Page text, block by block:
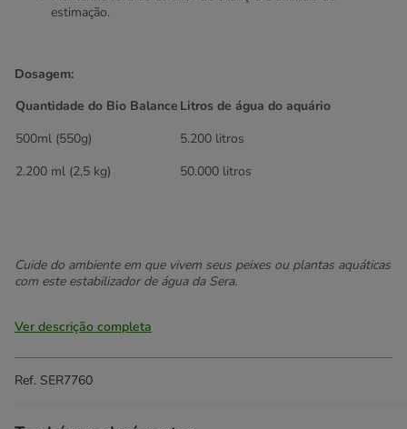
estimação.
Dosagem:
Quantidade do Bio Balance Litros de água do aquário
500ml (550g)
5.200 litros
2.200 ml (2,5 kg)
50.000 litros
Cuide do ambiente em que vivem seus peixes ou plantas aquáticas
com este estabilizador de água da Sera.
Ver descrição completa
Ref. SER7760